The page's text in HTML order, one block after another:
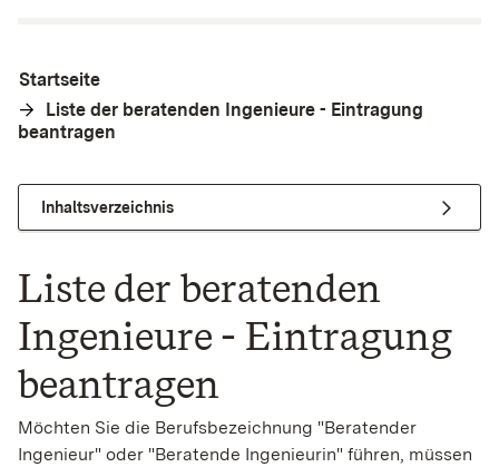
Startseite
Liste der beratenden Ingenieure - Eintragung
beantragen
Inhaltsverzeichnis
Liste der beratenden
Ingenieure - Eintragung
beantragen
Möchten Sie die Berufsbezeichnung "Beratender
Ingenieur" oder "Beratende Ingenieurin" führen, müssen